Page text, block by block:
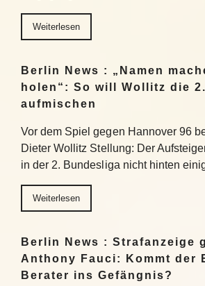
Weiterlesen
Berlin News : „Namen
holen“: So will Wollitz die
aufmischen
Vor dem Spiel gegen Hannover 96
Dieter Wollitz Stellung: Der
in der 2. Bundesliga nicht hinten
Weiterlesen
Berlin News : Strafanzeige
Anthony Fauci: Kommt der
Berater ins Gefängnis?